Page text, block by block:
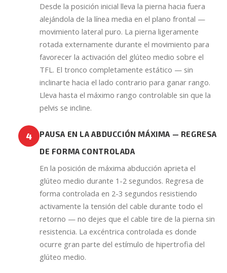
Desde la posición inicial lleva la pierna hacia fuera
alejándola de la línea media en el plano frontal —
movimiento lateral puro. La pierna ligeramente
rotada externamente durante el movimiento para
favorecer la activación del glúteo medio sobre el
TFL. El tronco completamente estático — sin
inclinarte hacia el lado contrario para ganar rango.
Lleva hasta el máximo rango controlable sin que la
pelvis se incline.
4
PAUSA EN LA ABDUCCIÓN MÁXIMA — REGRESA
DE FORMA CONTROLADA
En la posición de máxima abducción aprieta el
glúteo medio durante 1-2 segundos. Regresa de
forma controlada en 2-3 segundos resistiendo
activamente la tensión del cable durante todo el
retorno — no dejes que el cable tire de la pierna sin
resistencia. La excéntrica controlada es donde
ocurre gran parte del estímulo de hipertrofia del
glúteo medio.